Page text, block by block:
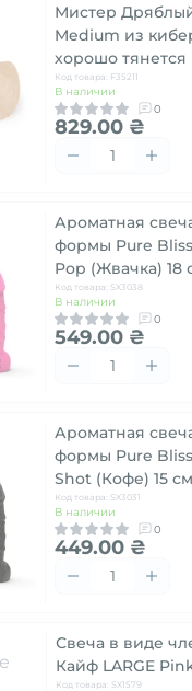
Мистер
Medium из
хорошо тянется
Код товара: F35211
В наличии
0
829.00 ₴
Ароматная
формы Pure
Pop (Жвачка) 18
Код товара: SX3038
В наличии
0
549.00 ₴
Ароматная
формы Pure
Shot (Кофе) 15 см
Код товара: SX3031
В наличии
0
449.00 ₴
Свеча в виде
Кайф LARGE
Код товара: SX1579